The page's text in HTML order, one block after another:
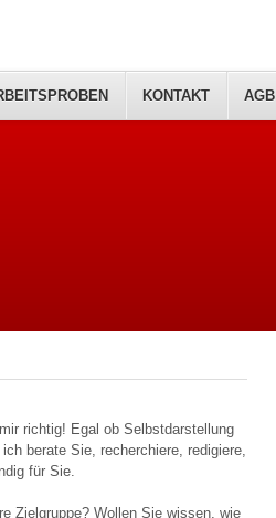
KONTAKT AGB
richtig! Egal ob Selbstdarstellung
berate Sie, recherchiere, redigiere,
für Sie.
Zielgruppe? Wollen Sie wissen, wie